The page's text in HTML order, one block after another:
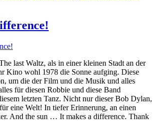
last Waltz, als in einer kleinen Stadt an der
Kino wohl 1978 die Sonne aufging. Diese
um die der Film und die Musik und alles
für diesen Robbie und diese Band
letzten Tanz. Nicht nur dieser Bob Dylan,
eine Welt! In tiefer Erinnerung, an einen
And the sun … It makes a difference. Thank